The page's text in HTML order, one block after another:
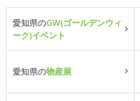
愛知県のGW(ゴールデンウィ
ーク)イベント
愛知県の物産展